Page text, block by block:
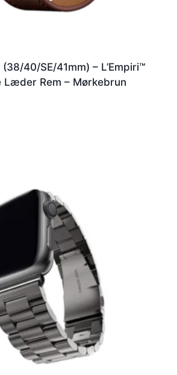
40/SE/41mm) – L’Empiri™
Rem – Mørkebrun